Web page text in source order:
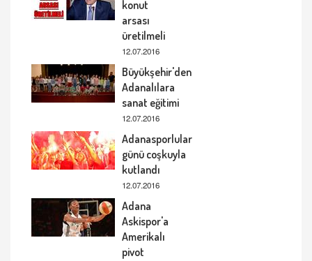
konut
arsası
üretilmeli
12.07.2016
Büyükşehir'den
Adanalılara
sanat eğitimi
12.07.2016
Adanasporlular
günü coşkuyla
kutlandı
12.07.2016
Adana
Askispor'a
Amerikalı
pivot